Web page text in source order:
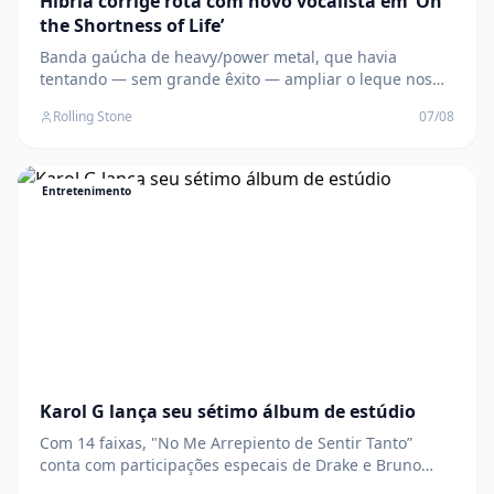
the Shortness of Life’
Banda gaúcha de heavy/power metal, que havia
tentando — sem grande êxito — ampliar o leque nos
acertando ao priorizar essência O post Hibria corrige
apareceu primeiro em Rolling Stone Brasil .
Rolling Stone 07/08
Entretenimento
Karol G lança seu sétimo álbum de estúdio
Com 14 faixas, "No Me Arrepiento de Sentir Tanto”
conta com participações especais de Drake e Bruno